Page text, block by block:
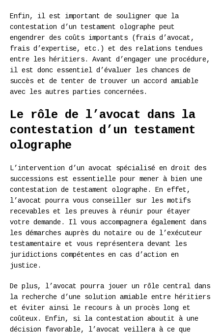
Enfin, il est important de souligner que la
contestation d’un testament olographe peut
engendrer des coûts importants (frais d’avocat,
frais d’expertise, etc.) et des relations tendues
entre les héritiers. Avant d’engager une procédure,
il est donc essentiel d’évaluer les chances de
succès et de tenter de trouver un accord amiable
avec les autres parties concernées.
Le rôle de l’avocat dans la
contestation d’un testament
olographe
L’intervention d’un avocat spécialisé en droit des
successions est essentielle pour mener à bien une
contestation de testament olographe. En effet,
l’avocat pourra vous conseiller sur les motifs
recevables et les preuves à réunir pour étayer
votre demande. Il vous accompagnera également dans
les démarches auprès du notaire ou de l’exécuteur
testamentaire et vous représentera devant les
juridictions compétentes en cas d’action en
justice.
De plus, l’avocat pourra jouer un rôle central dans
la recherche d’une solution amiable entre héritiers
et éviter ainsi le recours à un procès long et
coûteux. Enfin, si la contestation aboutit à une
décision favorable, l’avocat veillera à ce que